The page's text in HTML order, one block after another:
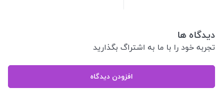
دیدگاه ها
تجربه خود را با ما به اشتراگ بگذارید
افزودن دیدگاه